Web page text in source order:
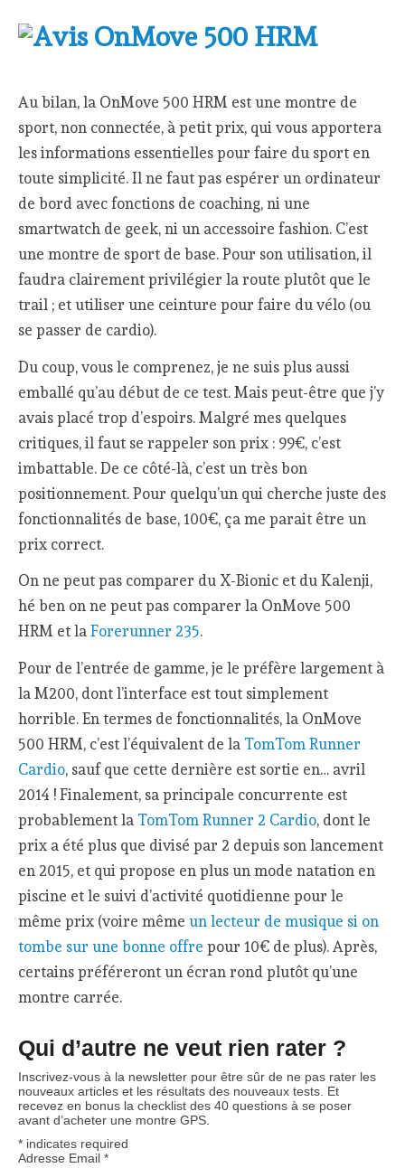
Au bilan, la OnMove 500 HRM est une montre de
sport, non connectée, à petit prix, qui vous apportera
les informations essentielles pour faire du sport en
toute simplicité. Il ne faut pas espérer un ordinateur
de bord avec fonctions de coaching, ni une
smartwatch de geek, ni un accessoire fashion. C’est
une montre de sport de base. Pour son utilisation, il
faudra clairement privilégier la route plutôt que le
trail ; et utiliser une ceinture pour faire du vélo (ou
se passer de cardio).
Du coup, vous le comprenez, je ne suis plus aussi
emballé qu’au début de ce test. Mais peut-être que j’y
avais placé trop d’espoirs. Malgré mes quelques
critiques, il faut se rappeler son prix : 99€, c’est
imbattable. De ce côté-là, c’est un très bon
positionnement. Pour quelqu’un qui cherche juste des
fonctionnalités de base, 100€, ça me parait être un
prix correct.
On ne peut pas comparer du X-Bionic et du Kalenji,
hé ben on ne peut pas comparer la OnMove 500
HRM et laForerunner 235.
Pour de l’entrée de gamme, je le préfère largement à
la M200, dont l’interface est tout simplement
horrible. En termes de fonctionnalités, la OnMove
500 HRM, c’est l’équivalent de la TomTom Runner
Cardio, sauf que cette dernière est sortie en… avril
2014 ! Finalement, sa principale concurrente est
probablement la TomTom Runner 2 Cardio, dont le
prix a été plus que divisé par 2 depuis son lancement
en 2015, et qui propose en plus un mode natation en
piscine et le suivi d’activité quotidienne pour le
même prix (voire mêmeun lecteur de musique si on
tombe sur une bonne offre pour 10€ de plus). Après,
certains préféreront un écran rond plutôt qu’une
montre carrée.
Qui d’autre ne veut rien rater ?
Inscrivez-vous à la newsletter pour être sûr de ne pas rater les
nouveaux articles et les résultats des nouveaux tests. Et
recevez en bonus la checklist des 40 questions à se poser
avant d’acheter une montre GPS.
* indicates required
Adresse Email*